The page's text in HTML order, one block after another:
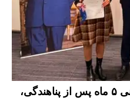
دو فوتبالیست زن ایرانی ۵ ماه پس از پناهندگی،